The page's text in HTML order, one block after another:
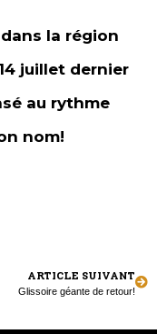
la région
juillet dernier
au rythme
nom!
ARTICLE SUIVANT
Glissoire géante de retour!